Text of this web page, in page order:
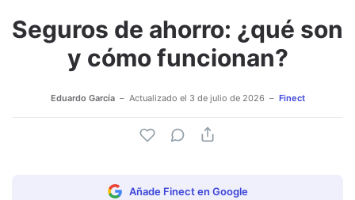
Adjuntar imagen Comentar
Seguros de ahorro: ¿qué son
y cómo funcionan?
Eduardo García Actualizado el 3 de julio de 2026 Finect
Añade Finect en Google